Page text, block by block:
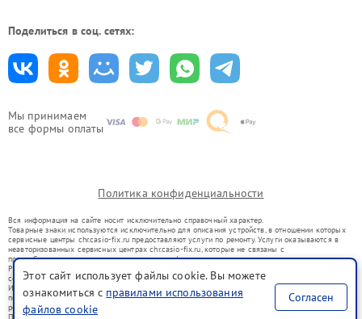
Мы принимаем
все формы оплаты
Поделиться в соц. сетях:
Политика конфиденциальности
Вся информация на сайте носит исключительно справочный характер.
Товарные знаки используются исключительно для описания устройств, в отношении которых
сервисные центры chr.casio-fix.ru предоставляют услуги по ремонту. Услуги оказываются в
неавторизованных сервисных центрах chr.casio-fix.ru, которые не связаны с
правообладателями товарных знаков или их официальными представителями.
Ремонт осуществляется для устройств, уже введенных в гражданский оборот в соответствии
со статьей 1487 ГК РФ.
Использование товарных знаков не преследует цели индивидуализации услуг или введения
потребителей в заблуждение, а служит для информирования о предоставляемых услугах по
ремонту техники указанных брендов.
Представленная на сайте информация не является публичной офертой, определяемой
Этот сайт использует файлы cookie. Вы можете
ознакомиться с правилами использования
файлов cookie
Согласен